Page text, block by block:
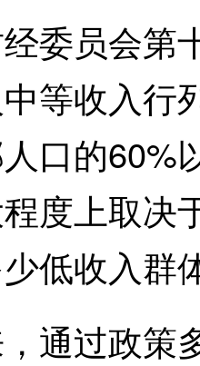
员会第
等收入行
口的60%
度上取决
低收入群
过政策